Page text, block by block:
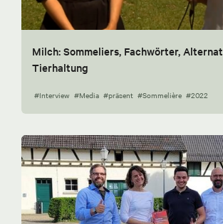
Milch: Sommeliers, Fachwörter,
Tierhaltung
#Interview #Media #präsent #Sommelière #2022